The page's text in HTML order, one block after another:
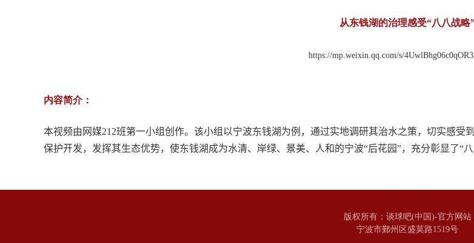
从东钱湖的治理感受“八八战略
https://mp.weixin.qq.com/s/
内容简介：
本视频由网媒212班第一小组创作。该小组以宁波东钱湖为例，通过实地调研其治水之策，切实感受
保护开发，发挥其生态优势，使东钱湖成为水清、岸绿、景美、人和的宁波“后花园”，充分彰显了“八
版权所有：谈球吧(中国)-官方网站
宁波市鄞州区盛莫路1519号